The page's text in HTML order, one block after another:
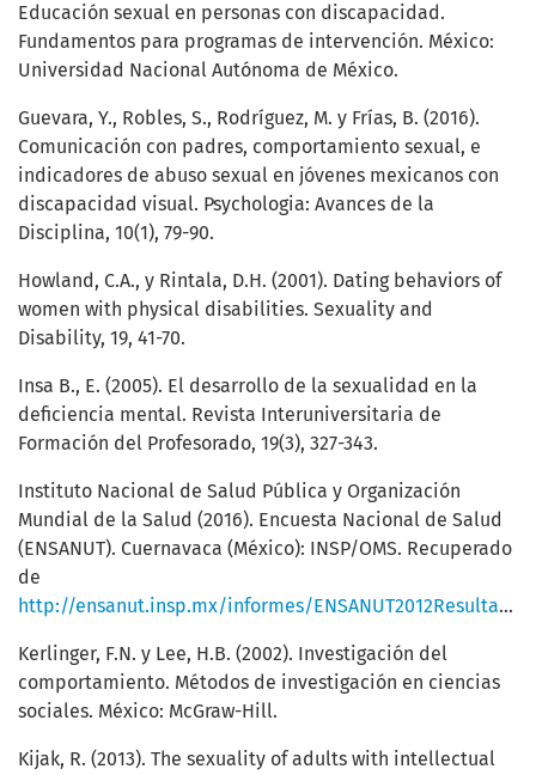
Educación sexual en personas con discapacidad.
Fundamentos para programas de intervención. México:
Universidad Nacional Autónoma de México.
Guevara, Y., Robles, S., Rodríguez, M. y Frías, B. (2016).
Comunicación con padres, comportamiento sexual, e
indicadores de abuso sexual en jóvenes mexicanos con
discapacidad visual. Psychologia: Avances de la
Disciplina, 10(1), 79-90.
Howland, C.A., y Rintala, D.H. (2001). Dating behaviors of
women with physical disabilities. Sexuality and
Disability, 19, 41-70.
Insa B., E. (2005). El desarrollo de la sexualidad en la
deficiencia mental. Revista Interuniversitaria de
Formación del Profesorado, 19(3), 327-343.
Instituto Nacional de Salud Pública y Organización
Mundial de la Salud (2016). Encuesta Nacional de Salud
(ENSANUT). Cuernavaca (México): INSP/OMS. Recuperado
de
http://ensanut.insp.mx/informes/ENSANUT2012ResultadosNacionales2Ed.pdf
Kerlinger, F.N. y Lee, H.B. (2002). Investigación del
comportamiento. Métodos de investigación en ciencias
sociales. México: McGraw-Hill.
Kijak, R. (2013). The sexuality of adults with intellectual